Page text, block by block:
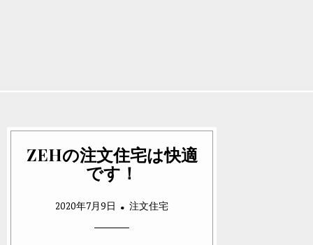
ZEHの注文住宅は快適
です！
2020年7月9日 注文住宅